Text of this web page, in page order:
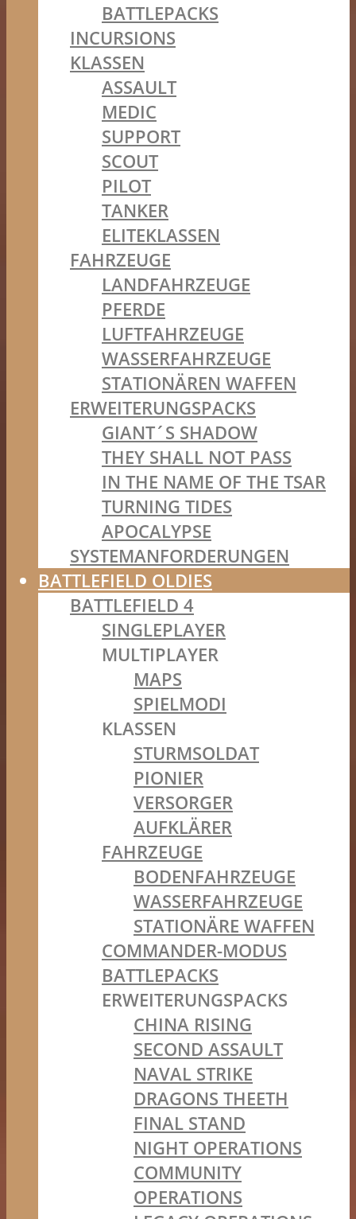
BATTLEPACKS
INCURSIONS
KLASSEN
ASSAULT
MEDIC
SUPPORT
SCOUT
PILOT
TANKER
ELITEKLASSEN
FAHRZEUGE
LANDFAHRZEUGE
PFERDE
LUFTFAHRZEUGE
WASSERFAHRZEUGE
STATIONÄREN WAFFEN
ERWEITERUNGSPACKS
GIANT´S SHADOW
THEY SHALL NOT PASS
IN THE NAME OF THE TSAR
TURNING TIDES
APOCALYPSE
SYSTEMANFORDERUNGEN
BATTLEFIELD OLDIES
BATTLEFIELD 4
SINGLEPLAYER
MULTIPLAYER
MAPS
SPIELMODI
KLASSEN
STURMSOLDAT
PIONIER
VERSORGER
AUFKLÄRER
FAHRZEUGE
BODENFAHRZEUGE
WASSERFAHRZEUGE
STATIONÄRE WAFFEN
COMMANDER-MODUS
BATTLEPACKS
ERWEITERUNGSPACKS
CHINA RISING
SECOND ASSAULT
NAVAL STRIKE
DRAGONS THEETH
FINAL STAND
NIGHT OPERATIONS
COMMUNITY
OPERATIONS